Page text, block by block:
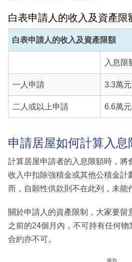
白表申請人的收入及資產限
白表申請人的收入及資產限額
入息限
一人申請 3.3萬元
二人或以上申請 6.6萬元
申請居屋如何計算入息
計算居屋申請者的入息限額時，將
收入中扣除強積金或其他公積金計
而，自願性供款則不在此列，未能
關於申請人的資產限制，大家要留
之前的24個月內，不可持有任何
合約亦不可。
廣告